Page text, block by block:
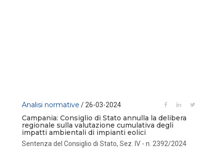
Analisi normative / 26-03-2024
Campania: Consiglio di Stato annulla la delibera
regionale sulla valutazione cumulativa degli
impatti ambientali di impianti eolici
Sentenza del Consiglio di Stato, Sez. IV - n. 2392/2024